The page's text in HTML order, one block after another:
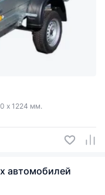
х 1224 мм.
автомобилей